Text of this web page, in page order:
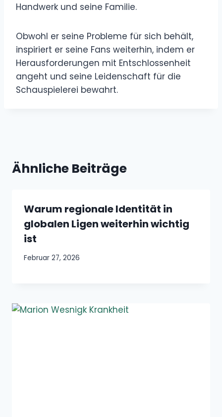
Handwerk und seine Familie.
Obwohl er seine Probleme für sich behält,
inspiriert er seine Fans weiterhin, indem er
Herausforderungen mit Entschlossenheit
angeht und seine Leidenschaft für die
Schauspielerei bewahrt.
Ähnliche Beiträge
Warum regionale Identität in
globalen Ligen weiterhin wichtig
ist
Februar 27, 2026